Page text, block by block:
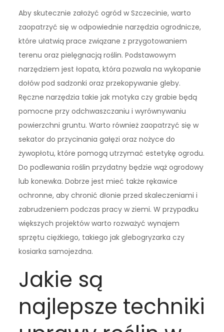
Aby skutecznie założyć ogród w Szczecinie, warto
zaopatrzyć się w odpowiednie narzędzia ogrodnicze,
które ułatwią prace związane z przygotowaniem
terenu oraz pielęgnacją roślin. Podstawowym
narzędziem jest łopata, która pozwala na wykopanie
dołów pod sadzonki oraz przekopywanie gleby.
Ręczne narzędzia takie jak motyka czy grabie będą
pomocne przy odchwaszczaniu i wyrównywaniu
powierzchni gruntu. Warto również zaopatrzyć się w
sekator do przycinania gałęzi oraz nożyce do
żywopłotu, które pomogą utrzymać estetykę ogrodu.
Do podlewania roślin przydatny będzie wąż ogrodowy
lub konewka. Dobrze jest mieć także rękawice
ochronne, aby chronić dłonie przed skaleczeniami i
zabrudzeniem podczas pracy w ziemi. W przypadku
większych projektów warto rozważyć wynajem
sprzętu ciężkiego, takiego jak glebogryzarka czy
kosiarka samojezdna.
Jakie są
najlepsze techniki